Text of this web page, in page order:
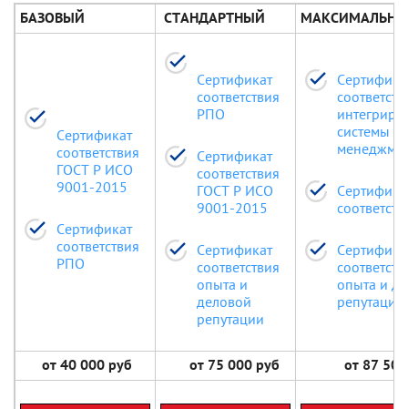
БАЗОВЫЙ СТАНДАРТНЫЙ
Сертификат
соответствия
ГОСТ Р ИСО
9001-2015
Сертификат
соответствия
РПО
Сертификат
соответствия
РПО
Сертификат
соответствия
ГОСТ Р ИСО
9001-2015
Сертификат
соответствия
опыта и
деловой
репутации
системы
опыта и
репутации
от 40 000 руб от 75 000 руб от 87